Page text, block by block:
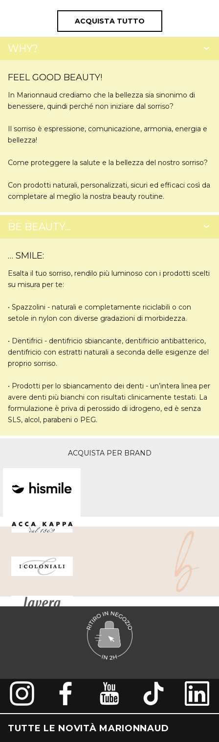
ACQUISTA TUTTO
WHY?
FEEL GOOD BEAUTY!
In Marionnaud crediamo che la bellezza sia sinonimo di
benessere, quindi perché non iniziare dal sorriso?
Il sorriso è espressione, comunicazione, armonia, energia e
bellezza!
Come proteggere la salute e la bellezza del nostro sorriso?
Con prodotti naturali, personalizzati, sicuri ed efficaci così da
completare al meglio la nostra beauty routine.
BE BEAUTY…
… SMILE:
Esalta il tuo sorriso, rendilo più luminoso con i prodotti scelti
su misura per te:
• Spazzolini - naturali e completamente riciclabili o con
setole in nylon con diverse gradazioni di morbidezza.
• Dentifrici - dentifricio sbiancante, dentifricio antibatterico,
dentifricio con estratti naturali a seconda delle esigenze del
proprio sorriso.
• Prodotti per lo sbiancamento dei denti - un’intera linea per
avere denti più bianchi con risultati clinicamente testati. La
formulazione è priva di perossido di idrogeno, ed è senza
SLS, alcol, parabeni o PEG.
ACQUISTA PER BRAND
TUTTE LE NOVITÀ MARIONNAUD